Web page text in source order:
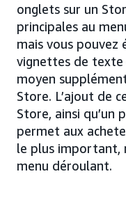
onglets sur un
principales au
mais vous pouvez
vignettes de texte
moyen
Store. L’ajout de
Store, ainsi qu’un
permet aux
le plus important,
menu déroulant.